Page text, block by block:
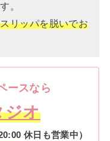
。
リッパを脱いでお
ースなら
ジオ
休日も営業中）